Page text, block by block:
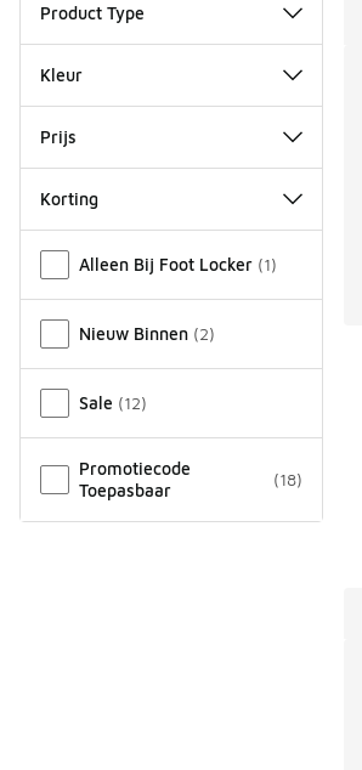
Product Type
Kleur
Prijs
Korting
Alleen Bij Foot Locker (1)
Nieuw Binnen (2)
Sale (12)
Promotiecode
Toepasbaar
(18)